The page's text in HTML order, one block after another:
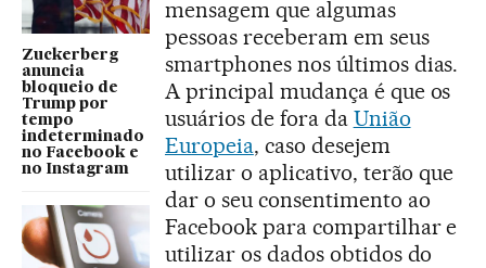
Zuckerberg
anuncia
bloqueio de
Trump por
tempo
indeterminado
no Facebook e
no Instagram
mensagem que algumas
pessoas receberam em seus
smartphones nos últimos dias.
A principal mudança é que os
usuários de fora da União
Europeia, caso desejem
utilizar o aplicativo, terão que
dar o seu consentimento ao
Facebook para compartilhar e
utilizar os dados obtidos do